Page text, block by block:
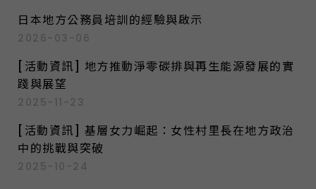
日本地方公務員培訓的經驗與啟示
2026-03-06
[活動資訊] 地方推動淨零碳排與再生能源發展的實
踐與展望
2025-11-23
[活動資訊] 基層女力崛起：女性村里長在地方政治
中的挑戰與突破
2025-10-24